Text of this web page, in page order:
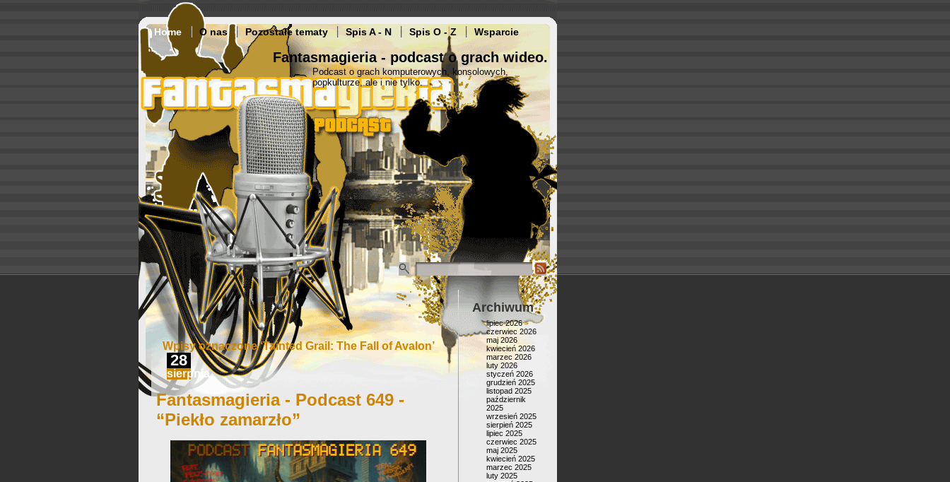
Home O nas Pozostałe tematy Spis A - N Spis O - Z Wsparcie
Fantasmagieria - podcast o grach wideo.
Podcast o grach komputerowych, konsolowych,
popkulturze, ale i nie tylko.
Wpisy oznaczone ‘Tainted Grail: The Fall of Avalon’
28
sierpnia
Fantasmagieria - Podcast 649 -
“Piekło zamarzło”
Archiwum
lipiec 2026
czerwiec 2026
maj 2026
kwiecień 2026
marzec 2026
luty 2026
styczeń 2026
grudzień 2025
listopad 2025
październik
2025
wrzesień 2025
sierpień 2025
lipiec 2025
czerwiec 2025
maj 2025
kwiecień 2025
marzec 2025
luty 2025